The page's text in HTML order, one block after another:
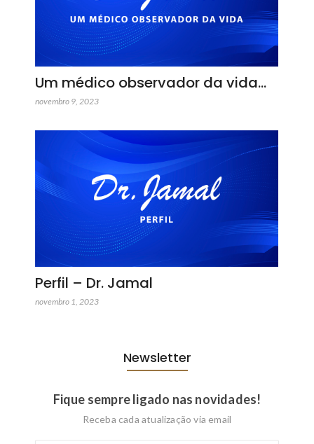
Um médico observador da vida…
novembro 9, 2023
Perfil – Dr. Jamal
novembro 1, 2023
Newsletter
Fique sempre ligado nas novidades!
Receba cada atualização via email